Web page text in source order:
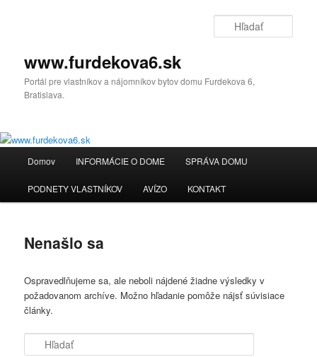
www.furdekova6.sk
Portál pre vlastníkov a nájomníkov bytov domu Furdekova 6,
Bratislava.
Domov INFORMÁCIE O DOME SPRÁVA DOMU
PODNETY VLASTNÍKOV AVÍZO KONTAKT
Nenašlo sa
Ospravedlňujeme sa, ale neboli nájdené žiadne výsledky v
požadovanom archíve. Možno hľadanie pomôže nájsť súvisiace
články.
Hľadať